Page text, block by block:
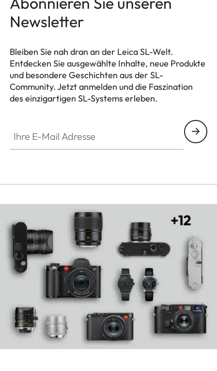
Newsletter
Bleiben Sie nah dran an der Leica SL-Welt.
Entdecken Sie ausgewählte Inhalte, neue Produkte
und besondere Geschichten aus der SL-
Community. Jetzt anmelden und die Faszination
des einzigartigen SL-Systems erleben.